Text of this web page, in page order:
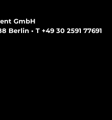
GmbH
Berlin • T +49 30 2591 77691